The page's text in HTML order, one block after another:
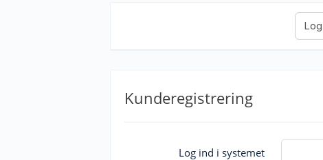
Kunderegistrering
Log ind i systemet